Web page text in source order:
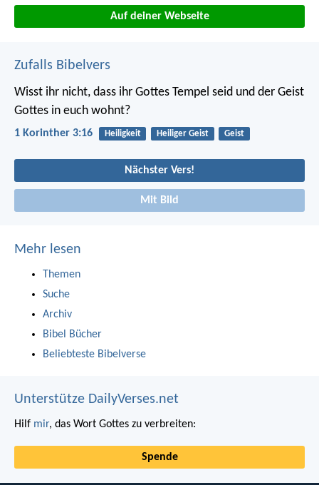
Auf deiner Webseite
Zufalls Bibelvers
Wisst ihr nicht, dass ihr Gottes Tempel seid und der Geist
Gottes in euch wohnt?
1 Korinther 3:16 Heiligkeit Heiliger Geist Geist
Nächster Vers!
Mit Bild
Mehr lesen
Themen
Suche
Archiv
Bibel Bücher
Beliebteste Bibelverse
Unterstütze DailyVerses.net
Hilf mir, das Wort Gottes zu verbreiten:
Spende